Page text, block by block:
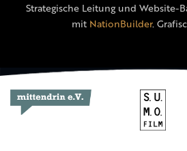
Strategische Leitung und Website-
mit NationBuilder.